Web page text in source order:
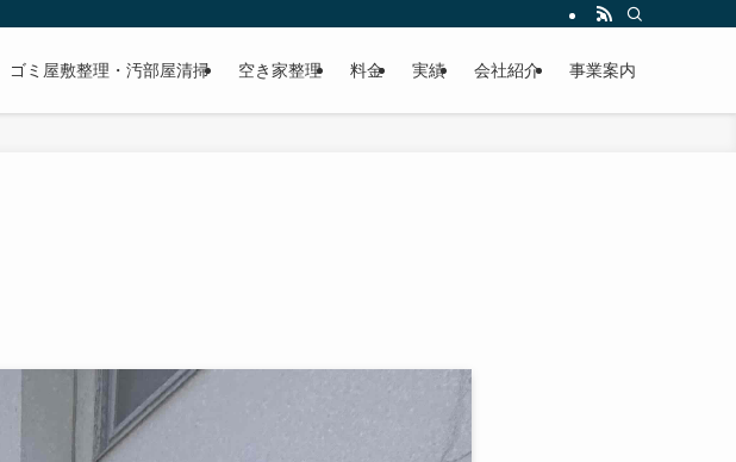
ゴミ屋敷整理・汚部屋清掃 空き家整理 料金 実績 会社紹介 事業案内